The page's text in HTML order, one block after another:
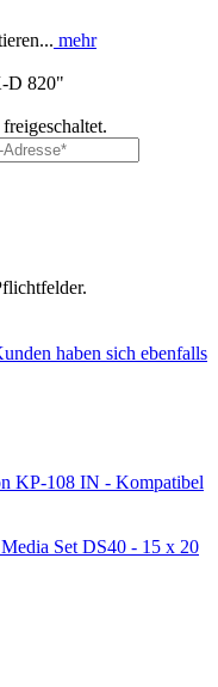
mehr
D 820"
haben sich ebenfalls
KP-108 IN - Kompatibel
Set DS40 - 15 x 20